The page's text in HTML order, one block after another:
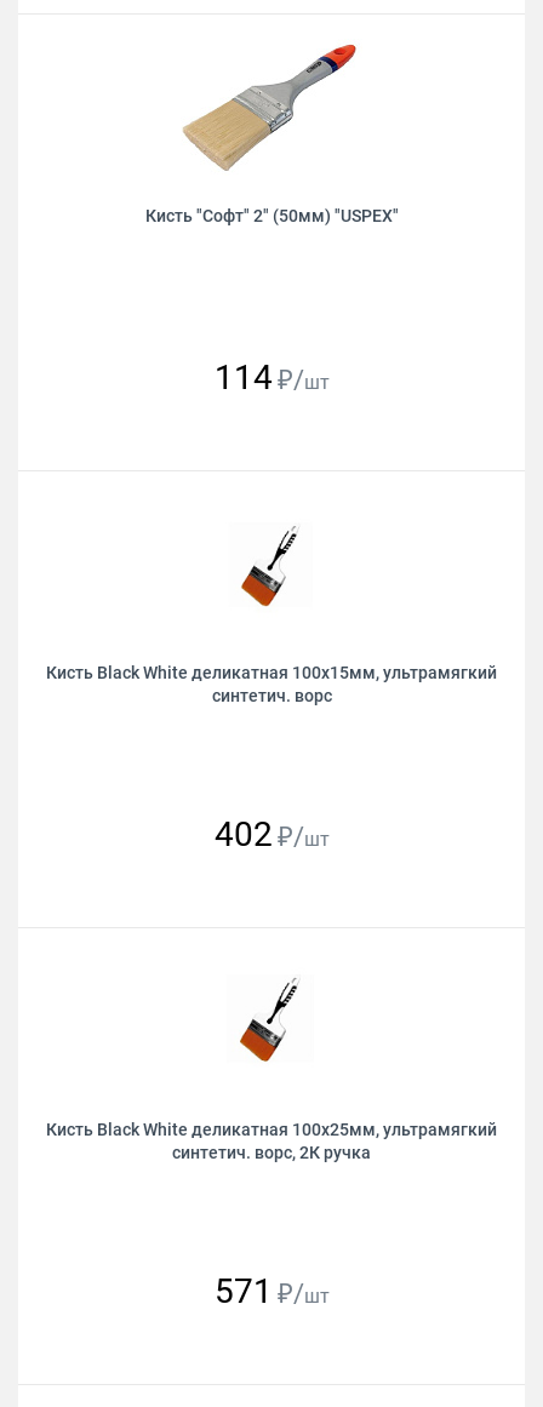
Кисть "Софт" 2" (50мм) "USPEХ"
114₽/шт
Кисть Black White деликатная 100х15мм, ультрамягкий
синтетич. ворс
402 ₽/шт
Кисть Black White деликатная 100х25мм, ультрамягкий
синтетич. ворс, 2К ручка
571 ₽/шт